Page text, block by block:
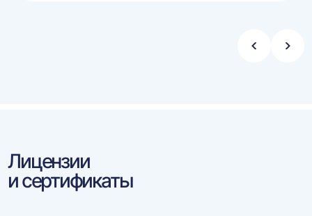
Стрелка
Лицензии
и сертификаты